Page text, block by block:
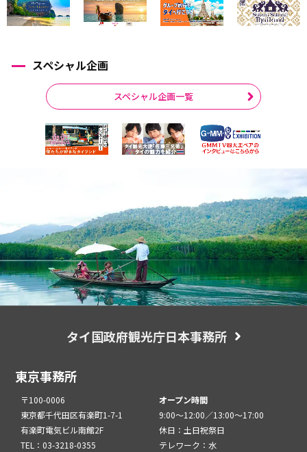
スペシャル企画
スペシャル企画一覧
タイ国政府観光庁日本事務所
東京事務所
〒100-0006
東京都千代田区有楽町1-7-1
有楽町電気ビル南館2F
TEL：03-3218-0355
オープン時間
9:00～12:00／13:00～17:00
休日：土日祝祭日
テレワーク：水